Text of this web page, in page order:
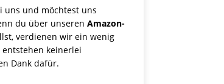
uns und möchtest uns
du über unseren Amazon-
verdienen wir ein wenig
keinerlei
Dank dafür.